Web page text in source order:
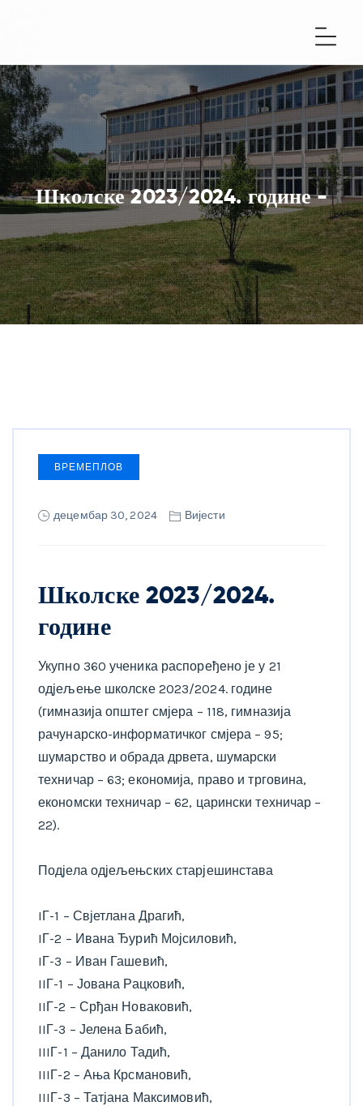
Школске 2023/2024. године -
ВРЕМЕПЛОВ
децембар 30, 2024 Вијести
Школске 2023/2024.
године
Укупно 360 ученика распоређено је у 21
одјељење школске 2023/2024. године
(гимназија општег смјера – 118, гимназија
рачунарско-информатичког смјера – 95;
шумарство и обрада дрвета, шумарски
техничар – 63; економија, право и трговина,
економски техничар – 62, царински техничар –
22).
Подјела одјељењских старјешинстава
IГ-1 – Свјетлана Драгић,
IГ-2 – Ивана Ђурић Мојсиловић,
IГ-3 – Иван Гашевић,
IIГ-1 – Јована Рацковић,
IIГ-2 – Срђан Новаковић,
IIГ-3 – Јелена Бабић,
IIIГ-1 – Данило Тадић,
IIIГ-2 – Ања Крсмановић,
IIIГ-3 – Татјана Максимовић,